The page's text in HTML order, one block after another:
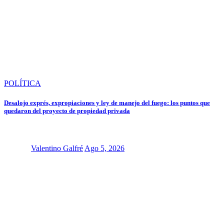
POLÍTICA
Desalojo exprés, expropiaciones y ley de manejo del fuego: los puntos que
quedaron del proyecto de propiedad privada
Valentino GalfréAgo 5, 2026